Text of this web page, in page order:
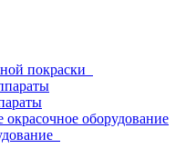
покраски
оборудование